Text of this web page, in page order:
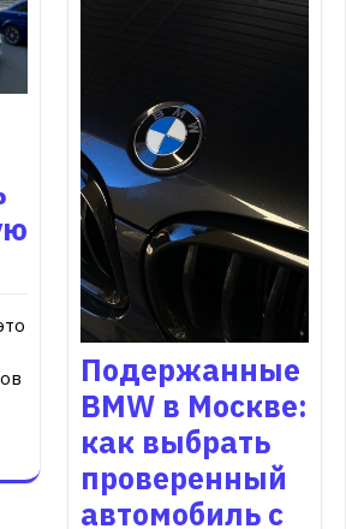
Подержанные
BMW в Москве:
как выбрать
проверенный
автомобиль с